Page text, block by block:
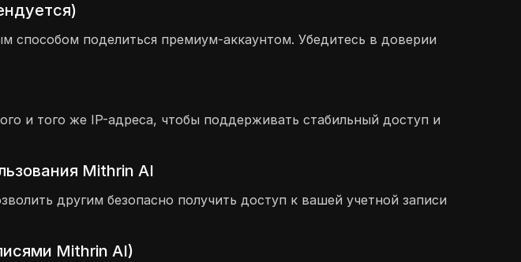
поделиться премиум-аккаунтом. Убедитесь в доверии
и того же IP-адреса, чтобы поддерживать стабильный доступ и
Mithrin AI
другим безопасно получить доступ к вашей учетной записи
Mithrin AI)